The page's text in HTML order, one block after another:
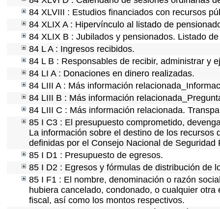
84 XLVIII : Estudios financiados con recursos
84 XLIX A : Hipervínculo al listado de
84 XLIX B : Jubilados y pensionados. Listado
84 L A : Ingresos recibidos.
84 L B : Responsables de recibir, administrar y
84 LI A : Donaciones en dinero realizadas.
84 LIII A : Más información
84 LIII B : Más información
84 LIII C : Más información relacionada.
85 I C3 : El presupuesto comprometido,
La información sobre el destino de los
definidas por el Consejo Nacional de Seguridad
85 I D1 : Presupuesto de egresos.
85 I D2 : Egresos y fórmulas de distribución de
85 I F1 : El nombre, denominación o razón
hubiera cancelado, condonado, o cualquier
fiscal, así como los montos respectivos.